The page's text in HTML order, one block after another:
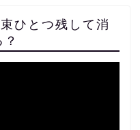
ひとつ残して消